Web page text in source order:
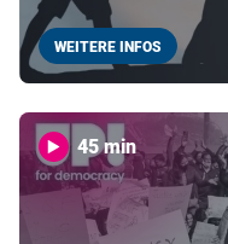
WEITERE INFOS
45 min